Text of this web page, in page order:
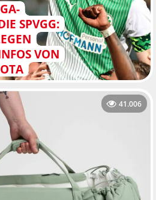
SPVGG:
VON
41.006